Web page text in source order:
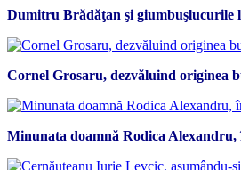
Dumitru Brădăţan şi giumbuşlucurile
Cornel Grosaru, dezvăluind originea
Minunata doamnă Rodica Alexandru,